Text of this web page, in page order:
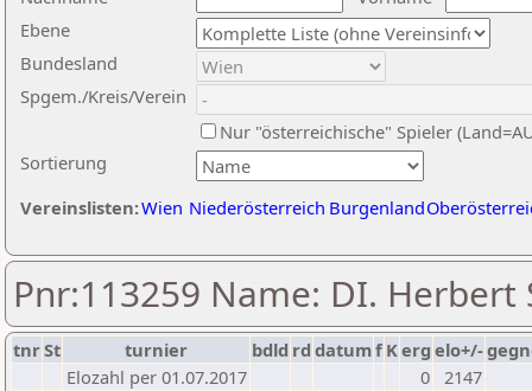
Ebene
Sortierung
Bundesland
Spgem./Kreis/Verein
Nur "österreichische" Spieler
Vereinslisten:Wien Niederösterreich Burgenland
Pnr:113259 Name: DI.
tnrSt turnier bdld rd datumf Kerg elo+/-
Elozahl per 01.07.2017
0 2147